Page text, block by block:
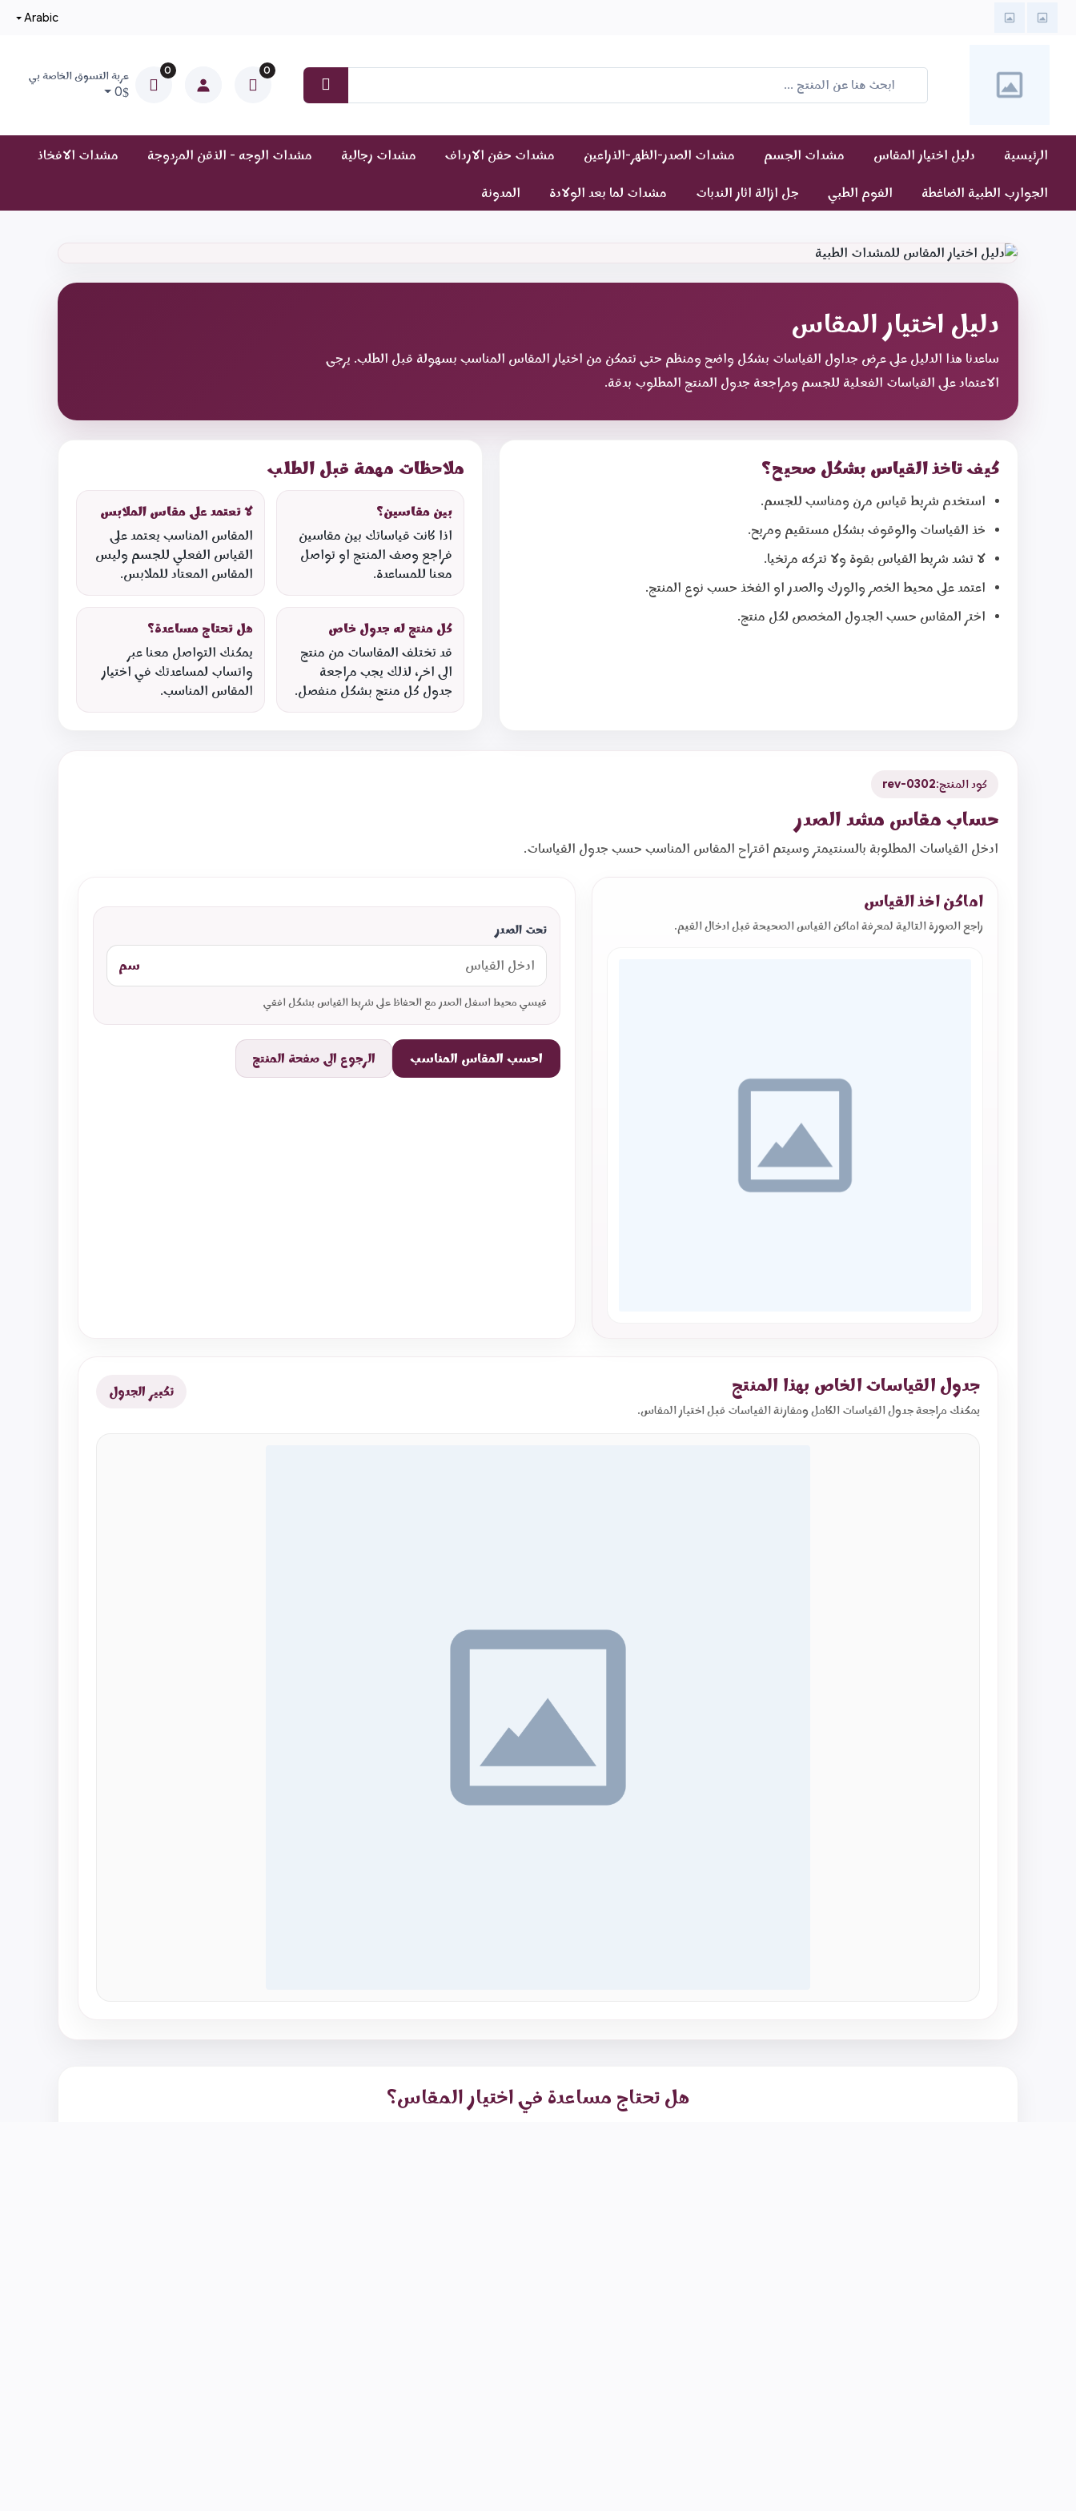
0
0 عربة التسوق الخاصة بي
0
الرئيسية دليل اختيار المقاس مشدات الجسم مشدات الصدر-الظهر-الذراعين مشدات حقن الارداف مشدات رجالية مشدات الوجه - الذقن المزدوجة مشدات الافخاذ
الجوارب الطبية الضاغطة الفوم الطبي جل ازالة اثار الندبات مشدات لما بعد الولادة المدونة
دليل اختيار المقاس
ساعدنا هذا الدليل على عرض جداول القياسات بشكل واضح ومنظم حتى تتمكن من اختيار المقاس المناسب بسهولة قبل الطلب. يرجى
الاعتماد على القياسات الفعلية للجسم ومراجعة جدول المنتج المطلوب بدقة.
كيف تاخذ القياس بشكل صحيح؟
استخدم شريط قياس مرن ومناسب للجسم.
خذ القياسات والوقوف بشكل مستقيم ومريح.
لا تشد شريط القياس بقوة ولا تتركه مرتخيا.
اعتمد على محيط الخصر والورك والصدر او الفخذ حسب نوع المنتج.
اختر المقاس حسب الجدول المخصص لكل منتج.
ملاحظات مهمة قبل الطلب
بين مقاسين؟
اذا كانت قياساتك بين مقاسين
فراجع وصف المنتج او تواصل
معنا للمساعدة.
لا تعتمد على مقاس الملابس
المقاس المناسب يعتمد على
القياس الفعلي للجسم وليس
المقاس المعتاد للملابس.
كل منتج له جدول خاص
قد تختلف المقاسات من منتج
الى اخر، لذلك يجب مراجعة
جدول كل منتج بشكل منفصل.
هل تحتاج مساعدة؟
يمكنك التواصل معنا عبر
واتساب لمساعدتك في اختيار
المقاس المناسب.
كود المنتج:rev-0302
حساب مقاس مشد الصدر
ادخل القياسات المطلوبة بالسنتيمتر وسيتم اقتراح المقاس المناسب حسب جدول القياسات.
اماكن اخذ القياس
راجع الصورة التالية لمعرفة اماكن القياس الصحيحة قبل ادخال القيم. تحت الصدر
سم
قيسي محيط اسفل الصدر مع الحفاظ على شريط القياس بشكل افقي
احسب المقاس المناسب الرجوع الى صفحة المنتج
جدول القياسات الخاص بهذا المنتج
يمكنك مراجعة جدول القياسات الكامل ومقارنة القياسات قبل اختيار المقاس.
تكبير الجدول
هل تحتاج مساعدة في اختيار المقاس؟